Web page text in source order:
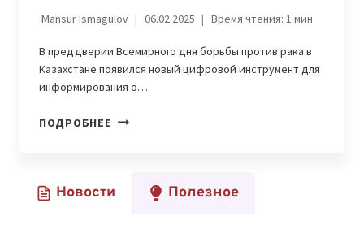
Mansur Ismagulov 06.02.2025 Время чтения: 1мин
В преддверии Всемирного дня борьбы против рака в
Казахстане появился новый цифровой инструмент для
информирования о…
ПОДРОБНЕЕ В
В
Новости Полезное